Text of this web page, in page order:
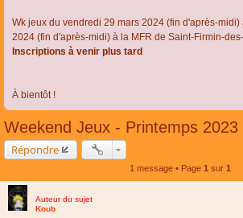
Wk jeux du vendredi 29 mars 2024 (fin d'après-midi)
2024 (fin d'après-midi) à la MFR de Saint-Firmin-
Inscriptions à venir plus tard
À bientôt !
Weekend Jeux - Printemps
Répondre
1 message • Page 1 sur 1
Auteur du sujet
Koub